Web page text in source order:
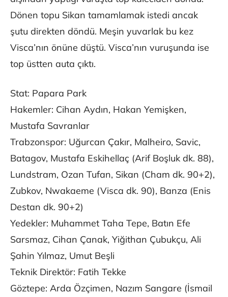
Dönen topu Sikan tamamlamak istedi ancak
şutu direkten döndü. Meşin yuvarlak bu kez
Visca’nın önüne düştü. Visca’nın vuruşunda ise
top üstten auta çıktı.
Stat: Papara Park
Hakemler: Cihan Aydın, Hakan Yemişken,
Mustafa Savranlar
Trabzonspor: Uğurcan Çakır, Malheiro, Savic,
Batagov, Mustafa Eskihellaç (Arif Boşluk dk. 88),
Lundstram, Ozan Tufan, Sikan (Cham dk. 90+2),
Zubkov, Nwakaeme (Visca dk. 90), Banza (Enis
Destan dk. 90+2)
Yedekler: Muhammet Taha Tepe, Batın Efe
Sarsmaz, Cihan Çanak, Yiğithan Çubukçu, Ali
Şahin Yılmaz, Umut Beşli
Teknik Direktör: Fatih Tekke
Göztepe: Arda Özçimen, Nazım Sangare (İsmail